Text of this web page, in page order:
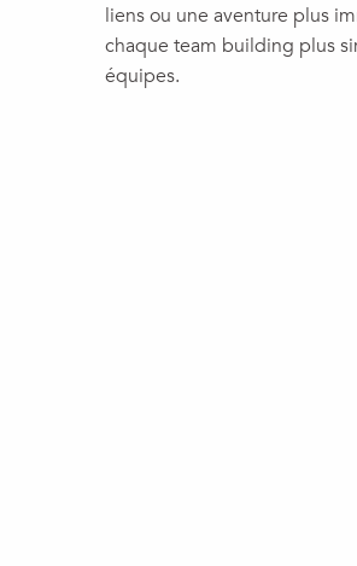
liens ou une aventure plus
chaque team building plus
équipes.